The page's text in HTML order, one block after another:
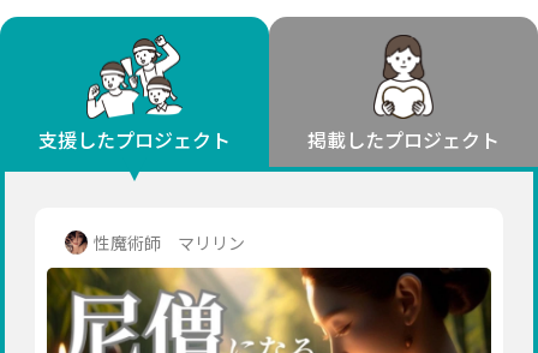
フード・農業
文化
環境・エシカル
人権・マイノリティ
社会貢献
地域からさがす 北海道・東北
北海道
宮城
秋田
北海道 青森 岩手 宮城
秋田
福島
茨城 栃木 群馬
千葉
東京
神奈川
新潟 富山 石川
長野
岐阜 静岡 愛知
三重 滋賀 京都 大阪
兵庫
支援したプロジェクト 掲載したプロジェクト
性魔術師 マリリン